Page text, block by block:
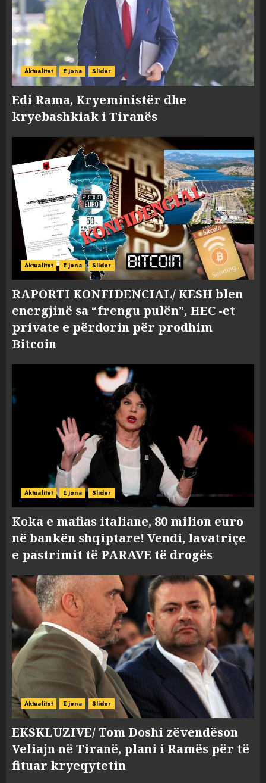
Aktualitet E jona Slider
Edi Rama, Kryeministër dhe
kryebashkiak i Tiranës
Aktualitet E jona Slider
RAPORTI KONFIDENCIAL/ KESH blen
energjinë sa “frengu pulën”, HEC -et
private e përdorin për prodhim
Bitcoin
Aktualitet E jona Slider
Koka e mafias italiane, 80 milion euro
në bankën shqiptare! Vendi, lavatriçe
e pastrimit të PARAVE të drogës
Aktualitet E jona Slider
EKSKLUZIVE/ Tom Doshi zëvendëson
Veliajn në Tiranë, plani i Ramës për të
fituar kryeqytetin